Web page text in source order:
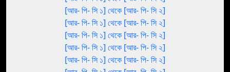
[আর- পি- সি ১] থেকে [আর- পি- সি ২]
[আর- পি- সি ১] থেকে [আর- পি- সি ২]
[আর- পি- সি ১] থেকে [আর- পি- সি ২]
[আর- পি- সি ১] থেকে [আর- পি- সি ২]
[আর- পি- সি ১] থেকে [আর- পি- সি ২]